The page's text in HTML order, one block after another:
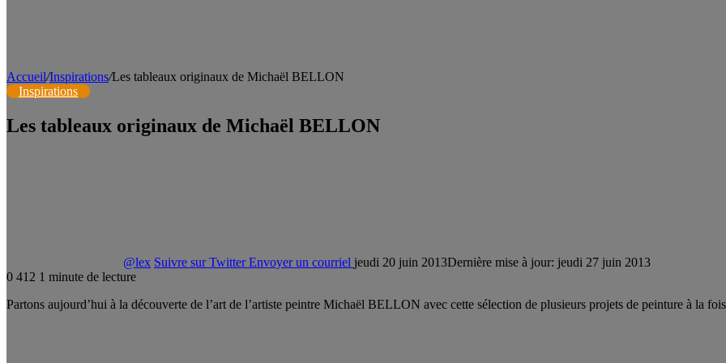
Accueil/Inspirations/Les tableaux originaux de Michaël BELLON
Inspirations
Les tableaux originaux de Michaël BELLON
@lex Suivre sur Twitter Envoyer un courriel jeudi 20 juin 2013Dernière mise à jour: jeudi 27 juin 2013
0 412 1 minute de lecture
Partons aujourd’hui à la découverte de l’art de l’artiste peintre Michaël BELLON avec cette sélection de plusieurs projets de peinture à la